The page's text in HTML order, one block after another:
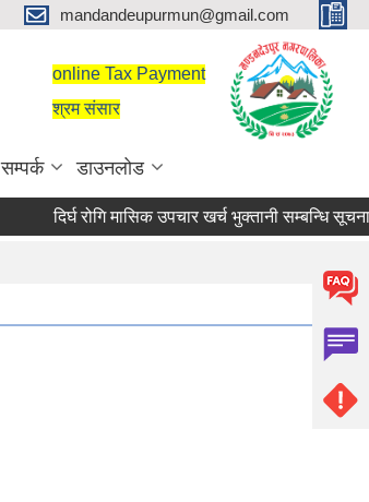
mandandeupurmun@gmail.com
online Tax Payment
श्रम संसार
सम्पर्क डाउनलोड
दिर्घ रोगि मासिक उपचार खर्च भुक्तानी सम्बन्धि सूचना।